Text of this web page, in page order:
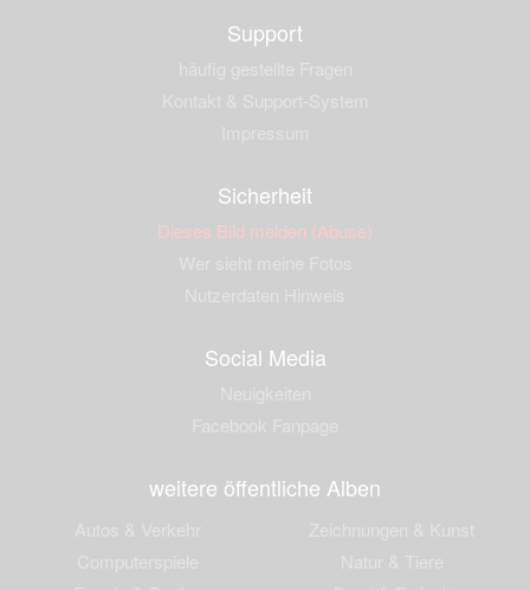
Support
Sicherheit
Dieses Bild melden (Abuse)
Social Media
weitere öffentliche Alben